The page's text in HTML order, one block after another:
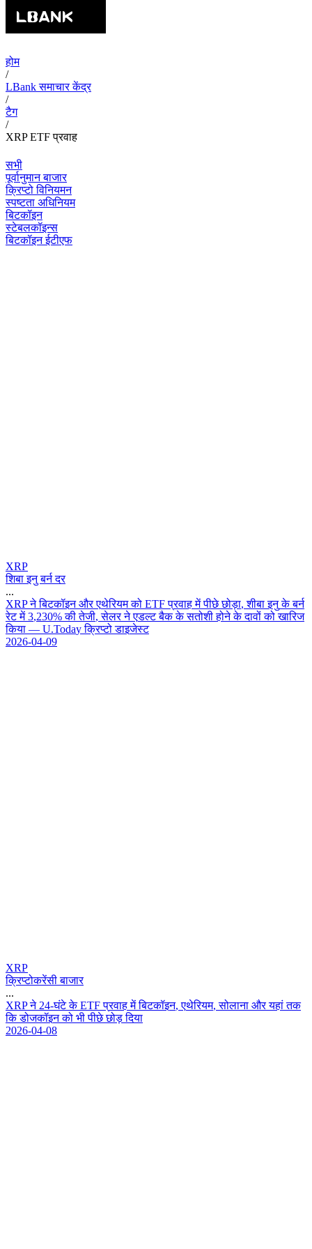
होम
/
LBank समाचार केंद्र
/
टैग
/
XRP ETF प्रवाह
सभी
पूर्वानुमान बाजार
क्रिप्टो विनियमन
स्पष्टता अधिनियम
बिटकॉइन
स्टेबलकॉइन्स
बिटकॉइन ईटीएफ
XRP
शिबा इनु बर्न दर
...
XRP न बटकइन और एथरयम क ETF परवह म पछ छड, शब इन क बर
रट म 3,230% क तज, सलर न एडलट बक क सतश हन क दव क खरज
कय — U.Today कपट डइजसट
2026-04-09
XRP
क्रिप्टोकरेंसी बाजार
...
XRP न 24-घट क ETF परवह म बटकइन, एथरयम, सलन और यह तक
क डजकइन क भ पछ छड दय
2026-04-08